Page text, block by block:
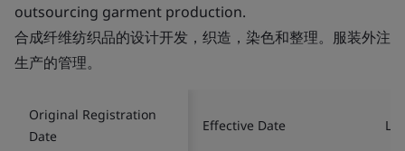
outsourcing garment production.
合成纤维纺织品的设计开发，织造，染色和整理。服装外注
生产的管理。
Original Registration
Date
Effective Date